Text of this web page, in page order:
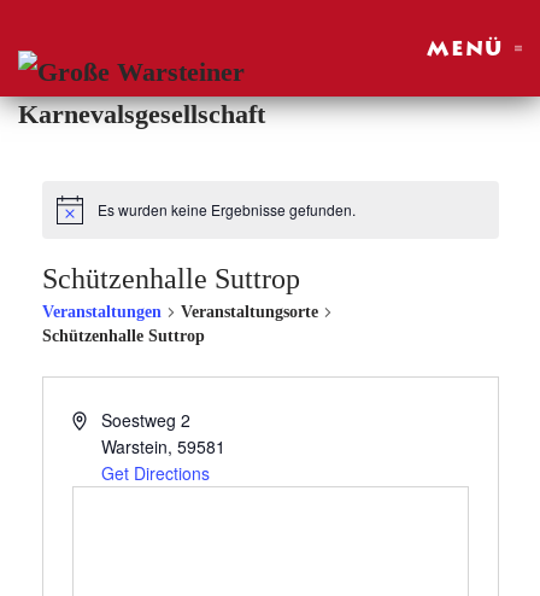
Skip to main content MENÜ
Es wurden keine Ergebnisse gefunden.
Schützenhalle Suttrop
Veranstaltungen
Veranstaltungsorte
Schützenhalle Suttrop
Soestweg 2
Warstein, 59581
Get Directions